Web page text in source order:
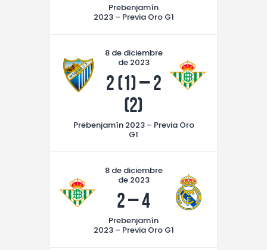
Prebenjamín
2023 – Previa Oro G1
8 de diciembre
de 2023
2 (1)–2
(2)
Prebenjamín 2023 – Previa Oro
G1
8 de diciembre
de 2023
2–4
Prebenjamín
2023 – Previa Oro G1